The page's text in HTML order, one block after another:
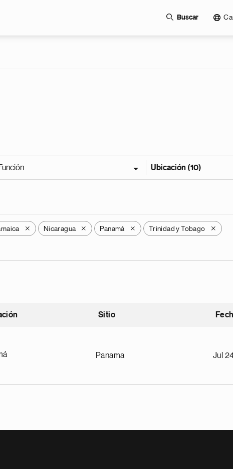
Buscar
Ubicación (10)
X Nicaragua X Panamá X Trinidad y Tobago X
Sitio
Panama Jul